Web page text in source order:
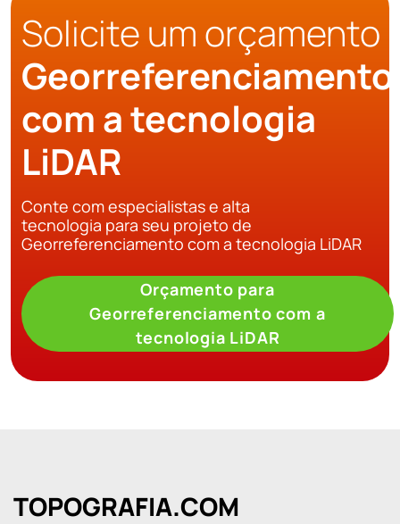
Solicite um orçamento
Georreferenciamento
com a tecnologia
LiDAR
Conte com especialistas e alta
tecnologia para seu projeto de
Georreferenciamento com a tecnologia LiDAR
Orçamento para
Georreferenciamento com a
tecnologia LiDAR
TOPOGRAFIA.COM